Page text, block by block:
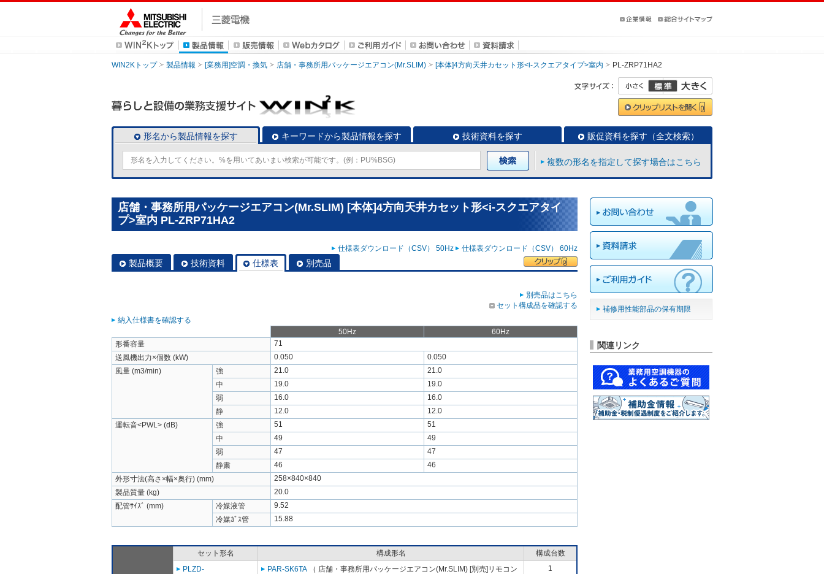
WIN2Kトップ 製品情報 [業務用]空調・換気 店舗・事務所用パッケージエアコン(Mr.SLIM) [本体]4方向天井カセット形<i-スクエアタイプ>室内 PL-ZRP71HA2
形名から製品情報を探す キーワードから製品情報を探す 技術資料を探す 販促資料を探す（全文検索）
複数の形名を指定して探す場合はこちら
店舗・事務所用パッケージエアコン(Mr.SLIM) [本体]4方向天井カセット形<i-スクエアタイ
プ>室内 PL-ZRP71HA2
仕様表ダウンロード（CSV） 50Hz 仕様表ダウンロード（CSV） 60Hz
製品概要 技術資料 仕様表 別売品
別売品はこちら
セット構成品を確認する
納入仕様書を確認する
50Hz
60Hz
形番容量
71
送風機出力×個数 (kW)
0.050
0.050
風量 (m3/min)
強 21.0
21.0
中
19.0
19.0
弱
16.0
16.0
静
12.0
12.0
運転音<PWL> (dB)
強 51
51
中
49
49
弱
47
47
静粛
46
46
外形寸法(高さ×幅×奥行) (mm)
258×840×840
製品質量 (kg)
20.0
配管ｻｲｽﾞ (mm)
冷媒液管
9.52
冷媒ｶﾞｽ管
15.88
セット形名 構成形名
構成台数
PLZD-
PAR-SK6TA （ 店舗・事務所用パッケージエアコン(Mr.SLIM) [別売]リモコン
1
補修用性能部品の保有期限
関連リンク